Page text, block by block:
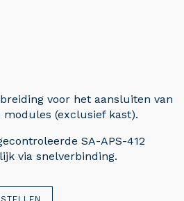
voor het aansluiten van
modules (exclusief kast).
SA-APS-412
via snelverbinding.